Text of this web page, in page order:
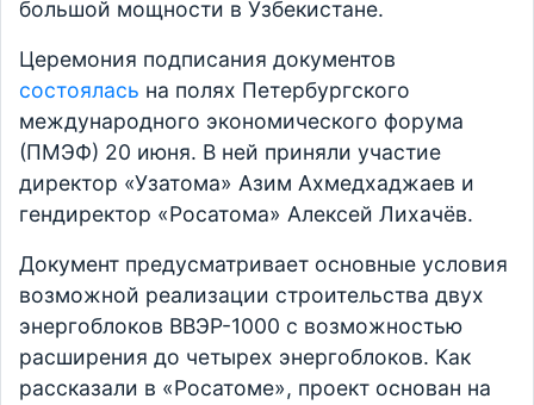
большой мощности в Узбекистане.
Церемония подписания документов
состоялась на полях Петербургского
международного экономического форума
(ПМЭФ) 20 июня. В ней приняли участие
директор «Узатома» Азим Ахмедхаджаев и
гендиректор «Росатома» Алексей Лихачёв.
Документ предусматривает основные условия
возможной реализации строительства двух
энергоблоков ВВЭР-1000 с возможностью
расширения до четырех энергоблоков. Как
рассказали в «Росатоме», проект основан на